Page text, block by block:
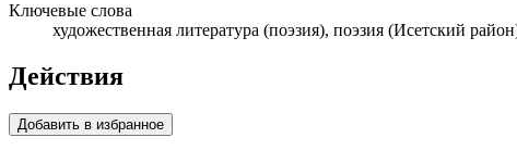
Ключевые слова
художественная литература (поэзия), поэзия (Исетский
Действия
Добавить в избранное